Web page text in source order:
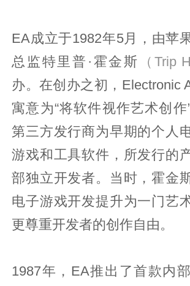
EA成立于1982年5月，由苹
总监特里普·霍金斯
（Trip
办。在创办之初，Electronic
寓意为“将软件视作艺术创作
第三方发行商为早期的个人
游戏和工具软件，所发行的
部独立开发者。当时，霍金
电子游戏开发提升为一门艺
更尊重开发者的创作自由。
1987年，EA推出了首款内